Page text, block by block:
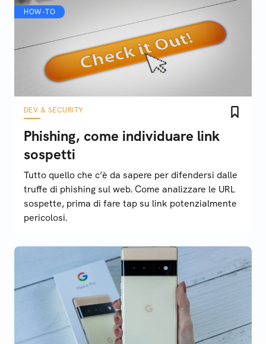
HOW-TO
DEV & SECURITY
Phishing, come individuare link
sospetti
Tutto quello che c’è da sapere per difendersi dalle
truffe di phishing sul web. Come analizzare le URL
sospette, prima di fare tap su link potenzialmente
pericolosi.